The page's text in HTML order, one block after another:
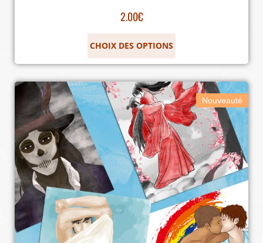
2.00€
CHOIX DES OPTIONS
Nouveauté